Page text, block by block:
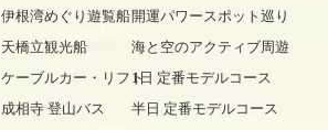
伊根湾めぐり遊覧船
天橋立観光船
ケーブルカー・リフト
成相寺 登山バス
開運パワースポット巡り
海と空のアクティブ周遊
1日 定番モデルコース
半日 定番モデルコース